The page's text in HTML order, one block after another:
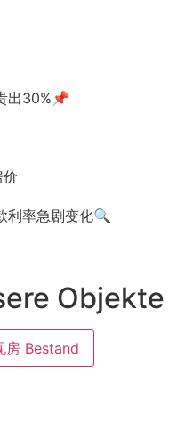
出30%📌
利率急剧变化🔍
Objekte
房 Bestand